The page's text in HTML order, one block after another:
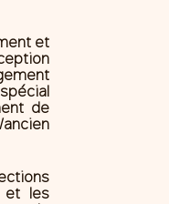
et
de
et les